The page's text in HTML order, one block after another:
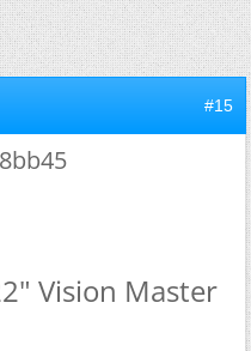
#15
Vision Master